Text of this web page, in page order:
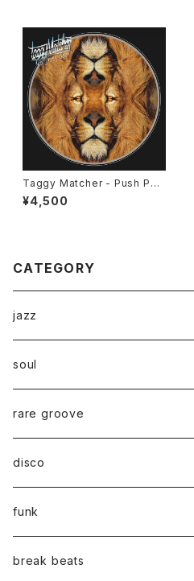
Taggy Matcher - Push Pus
h "LP"
¥4,500
CATEGORY
jazz
soul
rare groove
disco
funk
break beats